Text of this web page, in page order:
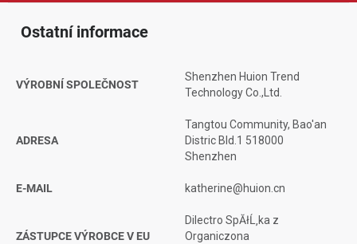
Ostatní informace
VÝROBNÍ SPOLEČNOST
Shenzhen Huion Trend
Technology Co.,Ltd.
ADRESA
Tangtou Community, Bao'an
Distric Bld.1 518000
Shenzhen
E-MAIL katherine@huion.cn
ZÁSTUPCE VÝROBCE V EU
Dilectro SpĂłĹ‚ka z
Organiczona